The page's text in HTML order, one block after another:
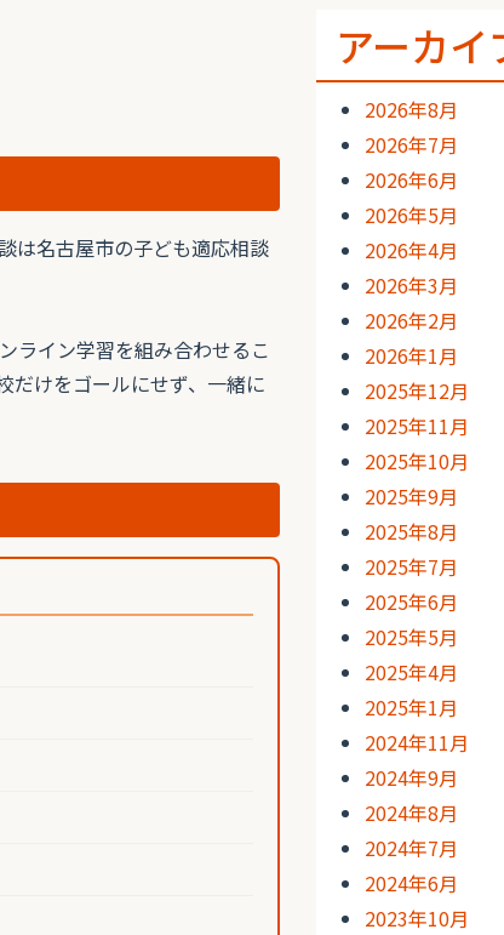
は名古屋市の子ども適応相談
ライン学習を組み合わせるこ
だけをゴールにせず、一緒に
アーカイ
2026年8月
2026年7月
2026年6月
2026年5月
2026年4月
2026年3月
2026年2月
2026年1月
2025年12月
2025年11月
2025年10月
2025年9月
2025年8月
2025年7月
2025年6月
2025年5月
2025年4月
2025年1月
2024年11月
2024年9月
2024年8月
2024年7月
2024年6月
2023年10月